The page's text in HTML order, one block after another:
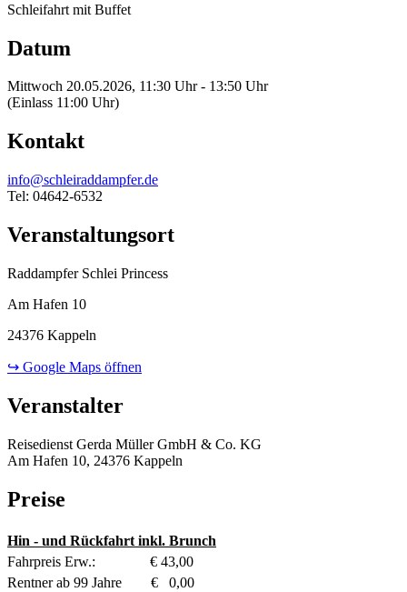
Schleifahrt mit Buffet
Datum
Mittwoch 20.05.2026, 11:30 Uhr - 13:50 Uhr
(Einlass 11:00 Uhr)
Kontakt
info@schleiraddampfer.de
Tel: 04642-6532
Veranstaltungsort
Raddampfer Schlei Princess
Am Hafen 10
24376 Kappeln
↪ Google Maps öffnen
Veranstalter
Reisedienst Gerda Müller GmbH & Co. KG
Am Hafen 10, 24376 Kappeln
Preise
Hin - und Rückfahrt inkl. Brunch
Fahrpreis Erw.: € 43,00
Rentner ab 99 Jahre € 0,00